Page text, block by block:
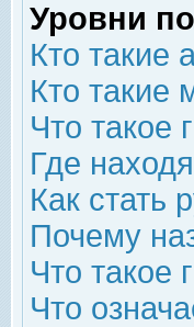
Уровни
Кто такие
Кто такие
Что такое
Где
Как стать
Почему
Что такое
Что